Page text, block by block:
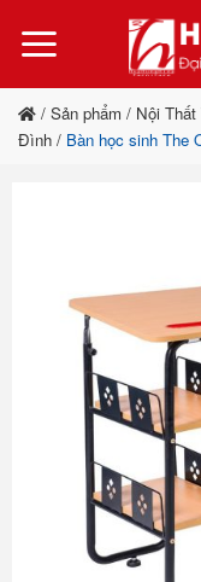
qua
dung
/ Sản phẩm / Nội
Đình / Bàn học sinh The